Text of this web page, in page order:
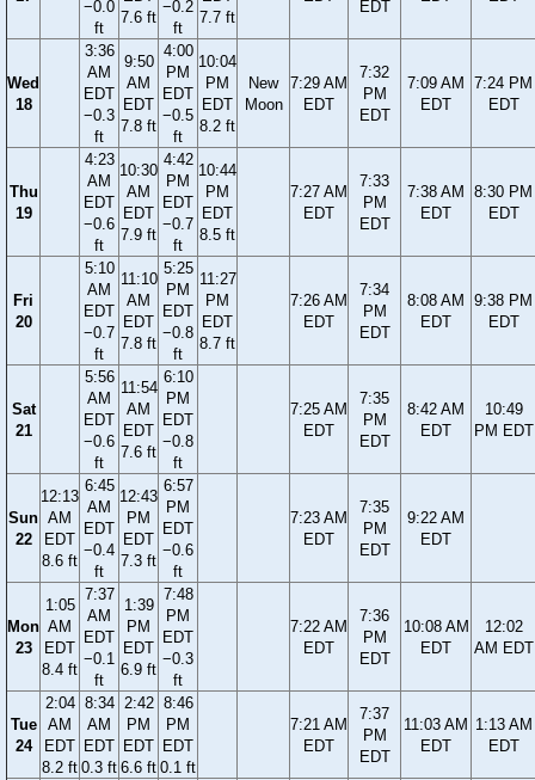
−0.0
ft
7.6 ft
−0.2
ft
7.7 ft
EDT
Wed
18
3:36
AM
EDT
−0.3
ft
9:50
AM
EDT
7.8 ft
4:00
PM
EDT
−0.5
ft
10:04
PM
EDT
8.2 ft
New
Moon
7:29 AM
EDT
7:32
PM
EDT
7:09 AM
EDT
7:24 PM
EDT
Thu
19
4:23
AM
EDT
−0.6
ft
10:30
AM
EDT
7.9 ft
4:42
PM
EDT
−0.7
ft
10:44
PM
EDT
8.5 ft
7:27 AM
EDT
7:33
PM
EDT
7:38 AM
EDT
8:30 PM
EDT
Fri
20
5:10
AM
EDT
−0.7
ft
11:10
AM
EDT
7.8 ft
5:25
PM
EDT
−0.8
ft
11:27
PM
EDT
8.7 ft
7:26 AM
EDT
7:34
PM
EDT
8:08 AM
EDT
9:38 PM
EDT
Sat
21
5:56
AM
EDT
−0.6
ft
11:54
AM
EDT
7.6 ft
6:10
PM
EDT
−0.8
ft
7:25 AM
EDT
7:35
PM
EDT
8:42 AM
EDT
10:49
PM EDT
Sun
22
12:13
AM
EDT
8.6 ft
6:45
AM
EDT
−0.4
ft
12:43
PM
EDT
7.3 ft
6:57
PM
EDT
−0.6
ft
7:23 AM
EDT
7:35
PM
EDT
9:22 AM
EDT
Mon
23
1:05
AM
EDT
8.4 ft
7:37
AM
EDT
−0.1
ft
1:39
PM
EDT
6.9 ft
7:48
PM
EDT
−0.3
ft
7:22 AM
EDT
7:36
PM
EDT
10:08 AM
EDT
12:02
AM EDT
Tue
24
2:04
AM
EDT
8.2 ft
8:34
AM
EDT
0.3 ft
2:42
PM
EDT
6.6 ft
8:46
PM
EDT
0.1 ft
7:21 AM
EDT
7:37
PM
EDT
11:03 AM
EDT
1:13 AM
EDT